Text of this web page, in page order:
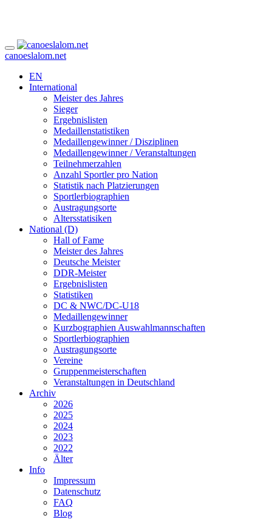
canoeslalom.net
EN
International
Meister des Jahres
Sieger
Ergebnislisten
Medaillenstatistiken
Medaillengewinner / Disziplinen
Medaillengewinner / Veranstaltungen
Teilnehmerzahlen
Anzahl Sportler pro Nation
Statistik nach Platzierungen
Sportlerbiographien
Austragungsorte
Altersstatisiken
National (D)
Hall of Fame
Meister des Jahres
Deutsche Meister
DDR-Meister
Ergebnislisten
Statistiken
DC & NWC/DC-U18
Medaillengewinner
Kurzbographien Auswahlmannschaften
Sportlerbiographien
Austragungsorte
Vereine
Gruppenmeisterschaften
Veranstaltungen in Deutschland
Archiv
2026
2025
2024
2023
2022
Älter
Info
Impressum
Datenschutz
FAQ
Blog